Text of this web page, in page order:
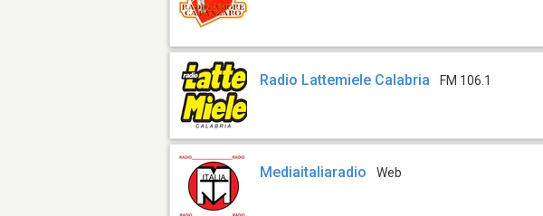
Radio Lattemiele Calabria FM 106.1
Mediaitaliaradio Web